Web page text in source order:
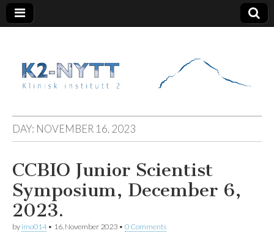
K2 Nytt
DAY: NOVEMBER 16, 2023
CCBIO Junior Scientist
Symposium, December 6,
2023.
by imo014• 16. November 2023 • 0 Comments